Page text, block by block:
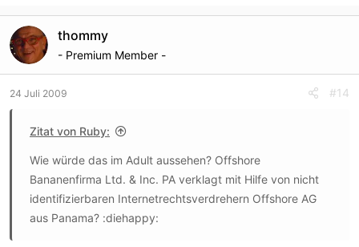
thommy
- Premium Member -
24 Juli 2009 #14
Zitat von Ruby:
Wie würde das im Adult aussehen? Offshore
Bananenfirma Ltd. & Inc. PA verklagt mit Hilfe von nicht
identifizierbaren Internetrechtsverdrehern Offshore AG
aus Panama? :diehappy: